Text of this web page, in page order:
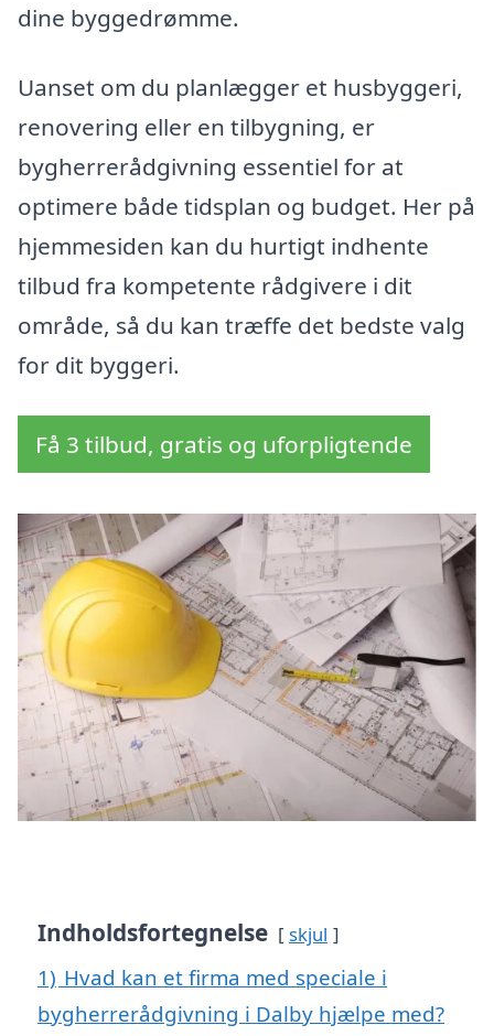
dine byggedrømme.
Uanset om du planlægger et husbyggeri,
renovering eller en tilbygning, er
bygherrerådgivning essentiel for at
optimere både tidsplan og budget. Her på
hjemmesiden kan du hurtigt indhente
tilbud fra kompetente rådgivere i dit
område, så du kan træffe det bedste valg
for dit byggeri.
Få 3 tilbud, gratis og uforpligtende
Indholdsfortegnelse skjul
1) Hvad kan et firma med speciale i
bygherrerådgivning i Dalby hjælpe med?